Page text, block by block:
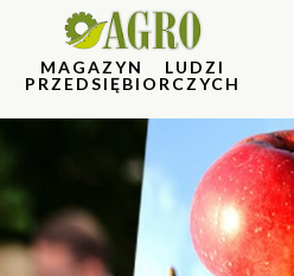
MAGAZYN LUDZI
PRZEDSIĘBIORCZYCH